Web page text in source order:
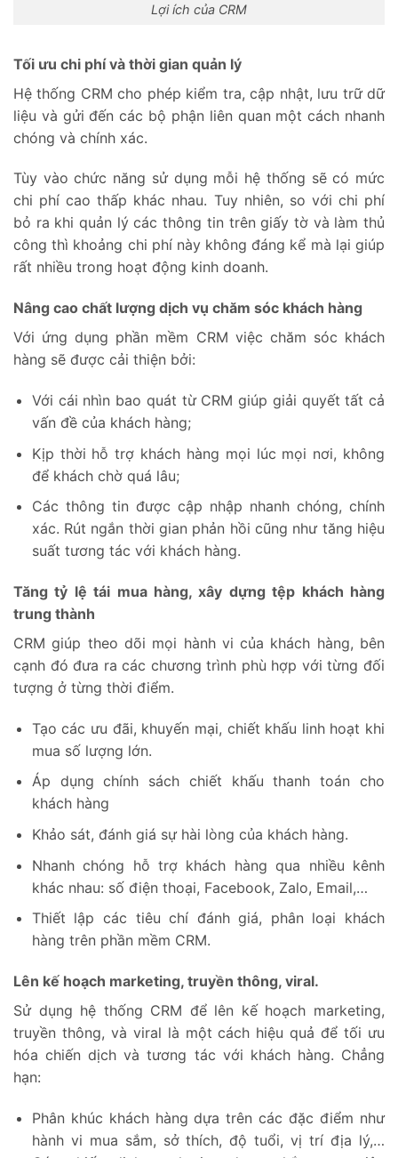
Lợi ích của CRM
Tối ưu chi phí và thời gian quản lý
Hệ thống CRM cho phép kiểm tra, cập nhật, lưu trữ dữ
liệu và gửi đến các bộ phận liên quan một cách nhanh
chóng và chính xác.
Tùy vào chức năng sử dụng mỗi hệ thống sẽ có mức
chi phí cao thấp khác nhau. Tuy nhiên, so với chi phí
bỏ ra khi quản lý các thông tin trên giấy tờ và làm thủ
công thì khoảng chi phí này không đáng kể mà lại giúp
rất nhiều trong hoạt động kinh doanh.
Nâng cao chất lượng dịch vụ chăm sóc khách hàng
Với ứng dụng phần mềm CRM việc chăm sóc khách
hàng sẽ được cải thiện bởi:
Với cái nhìn bao quát từ CRM giúp giải quyết tất cả
vấn đề của khách hàng;
Kịp thời hỗ trợ khách hàng mọi lúc mọi nơi, không
để khách chờ quá lâu;
Các thông tin được cập nhập nhanh chóng, chính
xác. Rút ngắn thời gian phản hồi cũng như tăng hiệu
suất tương tác với khách hàng.
Tăng tỷ lệ tái mua hàng, xây dựng tệp khách hàng
trung thành
CRM giúp theo dõi mọi hành vi của khách hàng, bên
cạnh đó đưa ra các chương trình phù hợp với từng đối
tượng ở từng thời điểm.
​Tạo các ưu đãi, khuyến mại, chiết khấu linh hoạt khi
mua số lượng lớn.
Áp dụng chính sách chiết khấu thanh toán cho
khách hàng
Khảo sát, đánh giá sự hài lòng của khách hàng.
Nhanh chóng hỗ trợ khách hàng qua nhiều kênh
khác nhau: số điện thoại, Facebook, Zalo, Email,…
Thiết lập các tiêu chí đánh giá, phân loại khách
hàng trên phần mềm CRM.
Lên kế hoạch marketing, truyền thông, viral.
Sử dụng hệ thống CRM để lên kế hoạch marketing,
truyền thông, và viral là một cách hiệu quả để tối ưu
hóa chiến dịch và tương tác với khách hàng. Chẳng
hạn:
Phân khúc khách hàng dựa trên các đặc điểm như
hành vi mua sắm, sở thích, độ tuổi, vị trí địa lý,…